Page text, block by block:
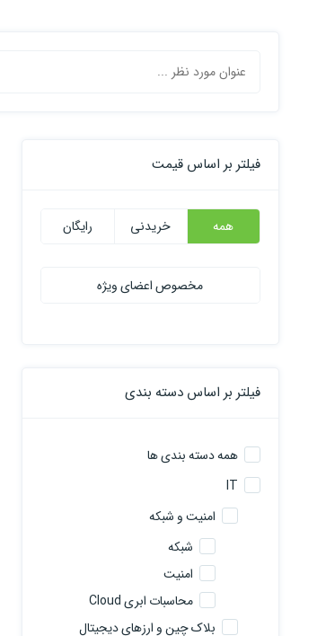
فیلتر بر اساس قیمت
همه خریدنی رایگان
مخصوص اعضای ویژه
فیلتر بر اساس دسته بندی
همه دسته بندی ها
IT
امنیت و شبکه
شبکه
امنیت
محاسبات ابری Cloud
بلاک چین و ارزهای دیجیتال